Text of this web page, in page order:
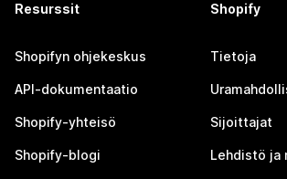
Resurssit
Shopifyn ohjekeskus
API-dokumentaatio
Shopify-yhteisö
Shopify-blogi
Shopify
Tietoja
Sijoittajat
Lehdistö ja